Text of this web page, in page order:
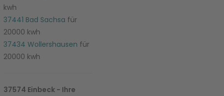
kwh
37441 Bad Sachsa für
20000 kwh
37434 Wollershausen für
20000 kwh
37574 Einbeck - Ihre